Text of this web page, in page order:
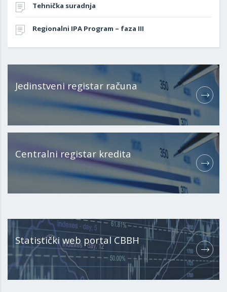
Tehnička suradnja
Regionalni IPA Program – faza III
Jedinstveni registar računa
Centralni registar kredita
Statistički web portal CBBH